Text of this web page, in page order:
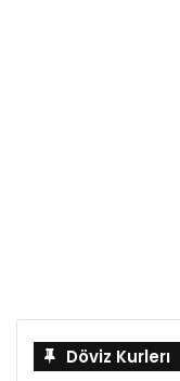
Döviz Kurlerı